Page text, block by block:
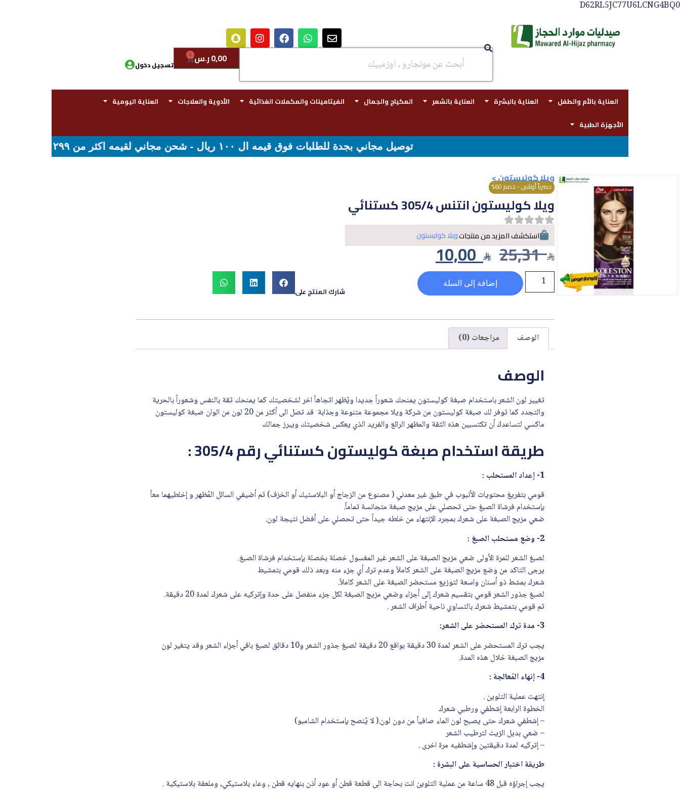
D62RL5JC77U6LCNG4BQ0
0,00ر.س 0
تسجيل دخول
العناية بالأم والطفل العناية بالبشرة العناية بالشعر المكياج والجمال الفيتامينات والمكملات الغذائية الأدوية والعلاجات
العناية اليومية
الأجهزة الطبية
توصيل مجاني بجدة للطلبات فوق قيمه ال ١٠٠ ريال - شحن مجاني لقيمه اكثر من ٢٩٩ ريال
ويلا كوليستون>
حصرياً أونلاين - خصم 60%
ويلا كوليستون انتنس 305/4 كستنائي
استكشف المزيد من منتجاتويلا كوليستون
25,31
10,00
إضافة إلى السلة
شارك المنتج على
الوصف مراجعات (0)
الوصف
تغيير لون الشعر باستخدام صبغة كوليستون يمنحك شعوراً جديدا ويُظهر اتجاهاً اخر لشخصيتك كما يمنحك ثقة بالنفس وشعوراً بالحرية
والتجدد كما توفر لك صبغة كوليستون من شركة ويلا مجموعة متنوعة وجذابة قد تصل الى أكثر من 20 لون من الوان صبغة كوليستون
ماكسي لتساعدك أن تكتسبين هذه الثقة والمظهر الرائع والفريد الذي يعكس شخصيتك ويبرز جمالك
طريقة استخدام صبغة كوليستون كستنائي رقم 305/4 :
1- إعداد المستحلب :
قومي بتفريغ محتويات الأنبوب في طبق غير معدني ( مصنوع من الزجاج أو البلاستيك أو الخزف) ثم أضيفي السائل المُظهر و إخلطيهما معاً
بإستخدام فرشاة الصبغ حتى تحصلي على مزيج صبغة متجانسة تماماً.
ضعي مزيج الصبغة على شعرك بمجرد الإنتهاء من خلطه جيداً حتى تحصلي على أفضل نتيجة لون.
2- وضع مستحلب الصبغ :
لصبغ الشعر للمرة الأولى ضعي مزيج الصبغة على الشعر غير المغسول خصلة بخصلة بإستخدام فرشاة الصبغ.
يرجى التاكد من وضع مزيج الصبغة على الشعر كاملاً وعدم ترك أي جزء منه وبعد ذلك قومي بتمشيط
شعرك بمشط ذو أسنان واسعة لتوزيع مستحضر الصبغة على الشعر كاملاً.
لصبغ جذور الشعر قومي بتقسيم شعرك إلى أجزاء وضعي مزيج الصبغة لكل جزء منفصل على حدة وإتركيه على شعرك لمدة 20 دقيقة.
ثم قومي بتمشيط شعرك بالتساوي ناحية أطراف الشعر .
3- مدة ترك المستحضر على الشعر:
يجب ترك المستحضر على الشعر لمدة 30 دقيقة بواقع 20 دقيقة لصبغ جذور الشعر و10 دقائق لصبغ باقي أجزاء الشعر وقد يتغير لون
مزيج الصبغة خلال هذه المدة.
4- إنهاء المُعالجة :
إنتهت عملية التلوين .
الخطوة الرابعة إشطفي ورطبي شعرك
– إشطفي شعرك حتى يصبح لون الماء صافياً من دون لون.( لا يُنصح بإستخدام الشامبو)
– ضعي بديل الزيت لترطيب الشعر
– إتركيه لمدة دقيقتين وإشطفيه مرة اخرى .
طريقة اختبار الحساسية على البشرة :
يجب إجراؤه قبل 48 ساعة من عملية التلوين انت بحاجة الى قطعة قطن أو عود أذن بنهايه قطن , وعاء بلاستيكي, وملعقة بلاستيكية .